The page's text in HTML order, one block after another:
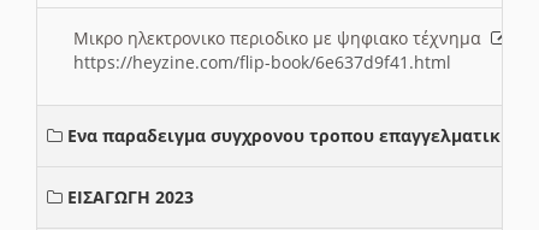
Μικρο ηλεκτρονικο περιοδικο με ψηφιακο τέχνημα
https://heyzine.com/flip-book/6e637d9f41.html
Ενα παραδειγμα συγχρονου τροπου επαγγελματικης
ΕΙΣΑΓΩΓΗ 2023